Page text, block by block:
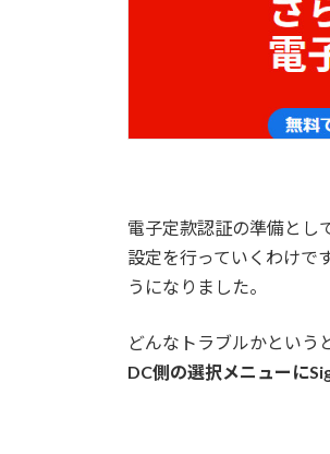
電子定款認証の準備とし
設定を行っていくわけで
うになりました。
どんなトラブルかという
DC側の選択メニューに